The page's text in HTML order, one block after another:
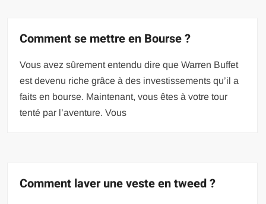
Comment se mettre en Bourse ?
Vous avez sûrement entendu dire que Warren Buffet
est devenu riche grâce à des investissements qu’il a
faits en bourse. Maintenant, vous êtes à votre tour
tenté par l’aventure. Vous
Comment laver une veste en tweed ?